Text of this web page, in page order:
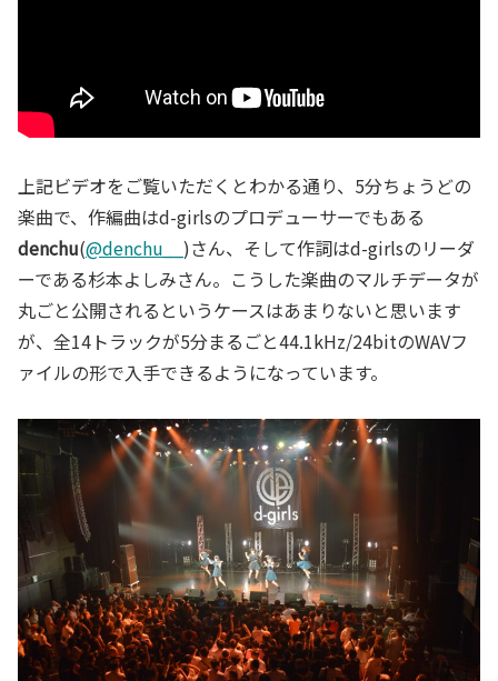
上記ビデオをご覧いただくとわかる通り、5分ちょうどの
楽曲で、作編曲はd-girlsのプロデューサーでもある
denchu(@denchu__ )さん、そして作詞はd-girlsのリーダ
ーである杉本よしみさん。こうした楽曲のマルチデータが
丸ごと公開されるというケースはあまりないと思います
が、全14トラックが5分まるごと44.1kHz/24bitのWAVフ
ァイルの形で入手できるようになっています。